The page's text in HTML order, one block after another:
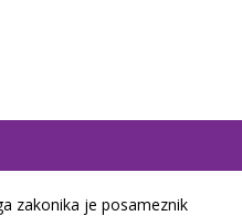
zakonika je posameznik